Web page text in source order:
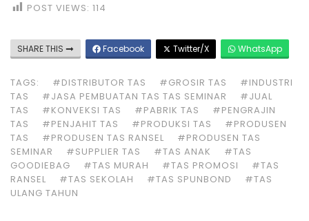
POST VIEWS: 114
SHARE THIS Facebook Twitter/X WhatsApp
TAGS: #DISTRIBUTOR TAS #GROSIR TAS
#INDUSTRI
TAS
#JASA PEMBUATAN TAS TAS SEMINAR
#JUAL
TAS
#KONVEKSI TAS #PABRIK TAS
#PENGRAJIN
TAS
#PENJAHIT TAS #PRODUKSI TAS
#PRODUSEN
TAS
#PRODUSEN TAS RANSEL
#PRODUSEN TAS
SEMINAR
#SUPPLIER TAS #TAS ANAK
#TAS
GOODIEBAG
#TAS MURAH #TAS PROMOSI
#TAS
RANSEL
#TAS SEKOLAH #TAS SPUNBOND
#TAS
ULANG TAHUN